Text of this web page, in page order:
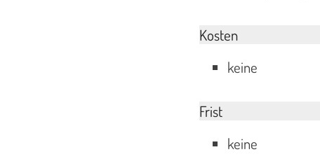
Kosten
keine
Frist
keine